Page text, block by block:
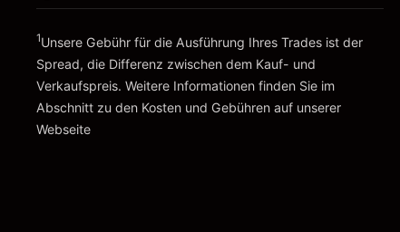
Zur Plattform
Kosten und Gebühren
1Unsere Gebühr für die Ausführung Ihres Trades ist der
Spread, die Differenz zwischen dem Kauf- und
Verkaufspreis. Weitere Informationen finden Sie im
Abschnitt zu den Kosten und Gebühren auf unserer
Webseite